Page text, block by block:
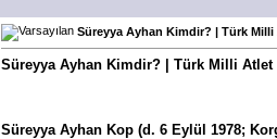
Süreyya Ayhan Kimdir? | Türk Milli
Süreyya Ayhan Kimdir? | Türk Milli Atlet
Süreyya Ayhan Kop (d. 6 Eylül 1978;